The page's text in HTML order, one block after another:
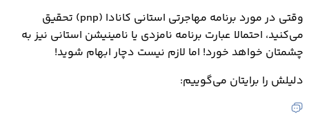
وقتی در مورد برنامه مهاجرتي استاني کانادا (pnp) تحقیق
می‌کنید، احتمالا عبارت برنامه نامزدی یا نامینیشن استانی نیز به
چشمتان خواهد خورد! اما لازم نیست دچار ابهام شوید!
دلیلش را برایتان می‌گوییم: